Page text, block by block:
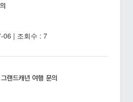
06 | 조회수 : 7
랜드캐년 여행 문의